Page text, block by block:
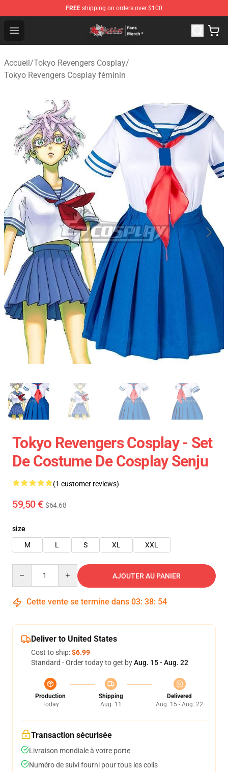
FREE shipping on orders over $100
Open menu
Tokyo Revengers Store - Official Tokyo Revengers
Accueil/Tokyo Revengers Cosplay/
Tokyo Revengers Cosplay féminin
Tokyo Revengers Cosplay - Set
De Costume De Cosplay Senju
(1 customer reviews)
59,50 € $64.68
size
M
L S XL XXL
AJOUTER AU PANIER
Cette vente se termine dans 03: 38: 54
Deliver to United States
Cost to ship:$6.99
Standard - Order today to get byAug. 15 - Aug. 22
Production
Today
Shipping
Aug. 11
Delivered
Aug. 15 - Aug. 22
Transaction sécurisée
Livraison mondiale à votre porte
Numéro de suivi fourni pour tous les colis